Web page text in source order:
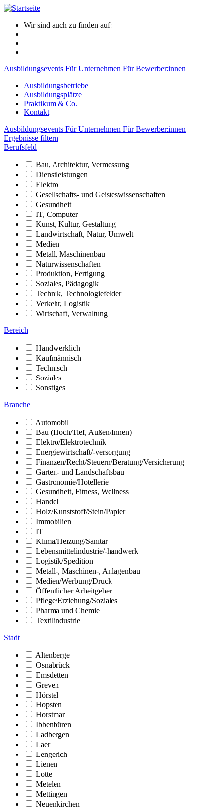
Wir sind auch zu finden auf:
Ausbildungsevents Für Unternehmen Für Bewerber:innen
Ausbildungsbetriebe
Ausbildungsplätze
Praktikum & Co.
Kontakt
Ausbildungsevents Für Unternehmen Für Bewerber:innen
Ergebnisse filtern
Berufsfeld
Bau, Architektur, Vermessung
Dienstleistungen
Elektro
Gesellschafts- und Geisteswissenschaften
Gesundheit
IT, Computer
Kunst, Kultur, Gestaltung
Landwirtschaft, Natur, Umwelt
Medien
Metall, Maschinenbau
Naturwissenschaften
Produktion, Fertigung
Soziales, Pädagogik
Technik, Technologiefelder
Verkehr, Logistik
Wirtschaft, Verwaltung
Bereich
Handwerklich
Kaufmännisch
Technisch
Soziales
Sonstiges
Branche
Automobil
Bau (Hoch/Tief, Außen/Innen)
Elektro/Elektrotechnik
Energiewirtschaft/-versorgung
Finanzen/Recht/Steuern/Beratung/Versicherung
Garten- und Landschaftsbau
Gastronomie/Hotellerie
Gesundheit, Fitness, Wellness
Handel
Holz/Kunststoff/Stein/Papier
Immobilien
IT
Klima/Heizung/Sanitär
Lebensmittelindustrie/-handwerk
Logistik/Spedition
Metall-, Maschinen-, Anlagenbau
Medien/Werbung/Druck
Öffentlicher Arbeitgeber
Pflege/Erziehung/Soziales
Pharma und Chemie
Textilindustrie
Stadt
Altenberge
Osnabrück
Emsdetten
Greven
Hörstel
Hopsten
Horstmar
Ibbenbüren
Ladbergen
Laer
Lengerich
Lienen
Lotte
Metelen
Mettingen
Neuenkirchen